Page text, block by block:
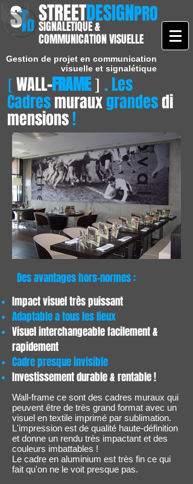
STREETDESIGNPRO
SIGNALETIQUE &
COMMUNICATION VISUELLE
Gestion de projet en communication
visuelle et signalétique
[ WALL-FRAME ] . Les
Cadresmurauxgrandesdi
mensions!
Des avantages hors-normes :
Impact visuel très puissant
Adaptable a tous les lieux
Visuel interchangeable facilement &
rapidement
Cadre presque invisible
Investissement durable & rentable !
Wall-frame ce sont des cadres muraux qui
peuvent être de très grand format avec un
visuel en textile imprimé par sublimation.
L'impression est de qualité haute-définition
et donne un rendu très impactant et des
couleurs imbattables !
Le cadre en aluminium est très fin ce qui
fait qu'on ne le voit presque pas.